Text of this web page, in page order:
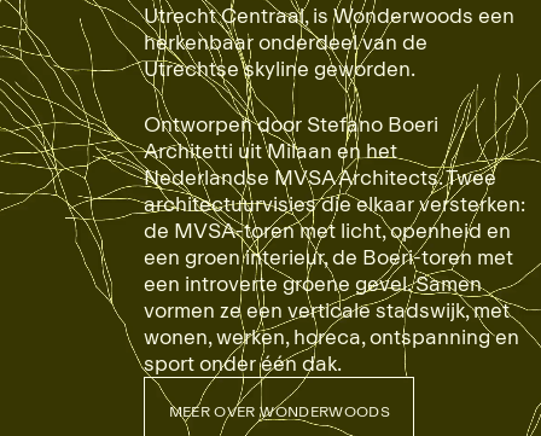
Utrecht Centraal, is Wonderwoods een
herkenbaar onderdeel van de
Utrechtse skyline geworden.
Ontworpen door Stefano Boeri
Architetti uit Milaan en het
Nederlandse MVSA Architects. Twee
architectuurvisies die elkaar versterken:
de MVSA-toren met licht, openheid en
een groen interieur, de Boeri-toren met
een introverte groene gevel. Samen
vormen ze een verticale stadswijk, met
wonen, werken, horeca, ontspanning en
sport onder één dak.
MEER OVER WONDERWOODS
MEER OVER WONDERWOODS